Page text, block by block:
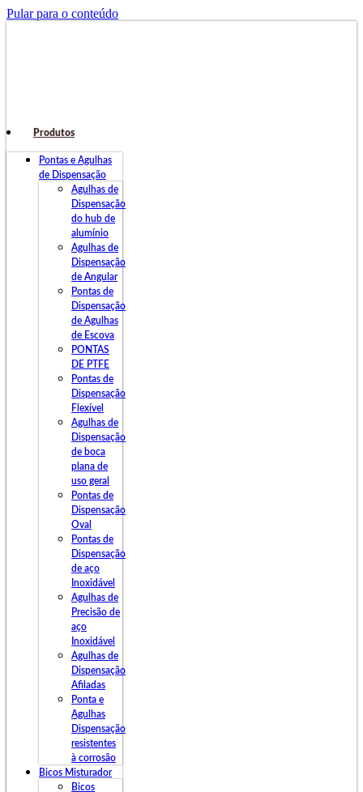
Pular para o conteúdo
Produtos
Pontas e Agulhas
de Dispensação
Agulhas de
Dispensação
do hub de
alumínio
Agulhas de
Dispensação
de Angular
Pontas de
Dispensação
de Agulhas
de Escova
PONTAS
DE PTFE
Pontas de
Dispensação
Flexível
Agulhas de
Dispensação
de boca
plana de
uso geral
Pontas de
Dispensação
Oval
Pontas de
Dispensação
de aço
Inoxidável
Agulhas de
Precisão de
aço
Inoxidável
Agulhas de
Dispensação
Afiladas
Ponta e
Agulhas
Dispensação
resistentes
à corrosão
Bicos Misturador
Bicos